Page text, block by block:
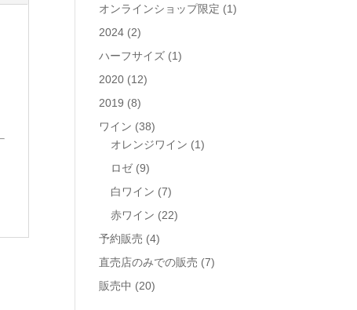
オンラインショップ限定 (1)
2024 (2)
ハーフサイズ (1)
2020 (12)
2019 (8)
ワイン (38)
オレンジワイン (1)
ロゼ (9)
白ワイン (7)
赤ワイン (22)
予約販売 (4)
直売店のみでの販売 (7)
販売中 (20)